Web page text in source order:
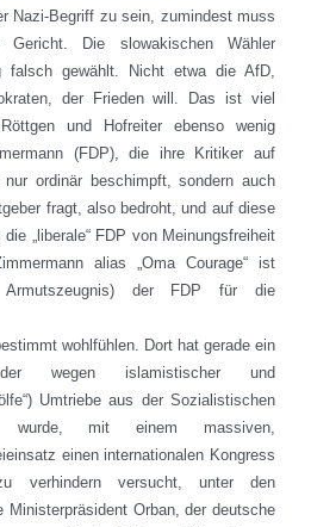
Nazi-Begriff zu sein, zumindest muss
Die slowakischen Wähler
falsch gewählt. Nicht etwa die AfD,
der Frieden will. Das ist viel
und Hofreiter ebenso wenig
(FDP), die ihre Kritiker auf
nur ordinär beschimpft, sondern auch
fragt, also bedroht, und auf diese
„liberale“ FDP von Meinungsfreiheit
alias „Oma Courage“ ist
Armutszeugnis) der FDP für die
wohlfühlen. Dort hat gerade ein
der wegen islamistischer und
Umtriebe aus der Sozialistischen
wurde, mit einem massiven,
einen internationalen Kongress
verhindern versucht, unter den
Ministerpräsident Orban, der deutsche